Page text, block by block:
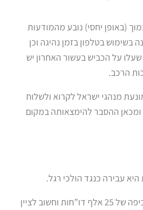
(באופן יחסי) נובע מהמודעות
בטלפון בזמן נהיגה וכן
על הכביש בעשור האחרון יש
הרכב.
מנהגי ישראל לקרוא ולשלוח
ומכאן ההסבר להימצאותה במקום
עבירה כנגד הולכי רגל.
בשנת 24′ “זכו עבירות אלה לאכיפה של 25 אלף דו”חות וחשוב לציין